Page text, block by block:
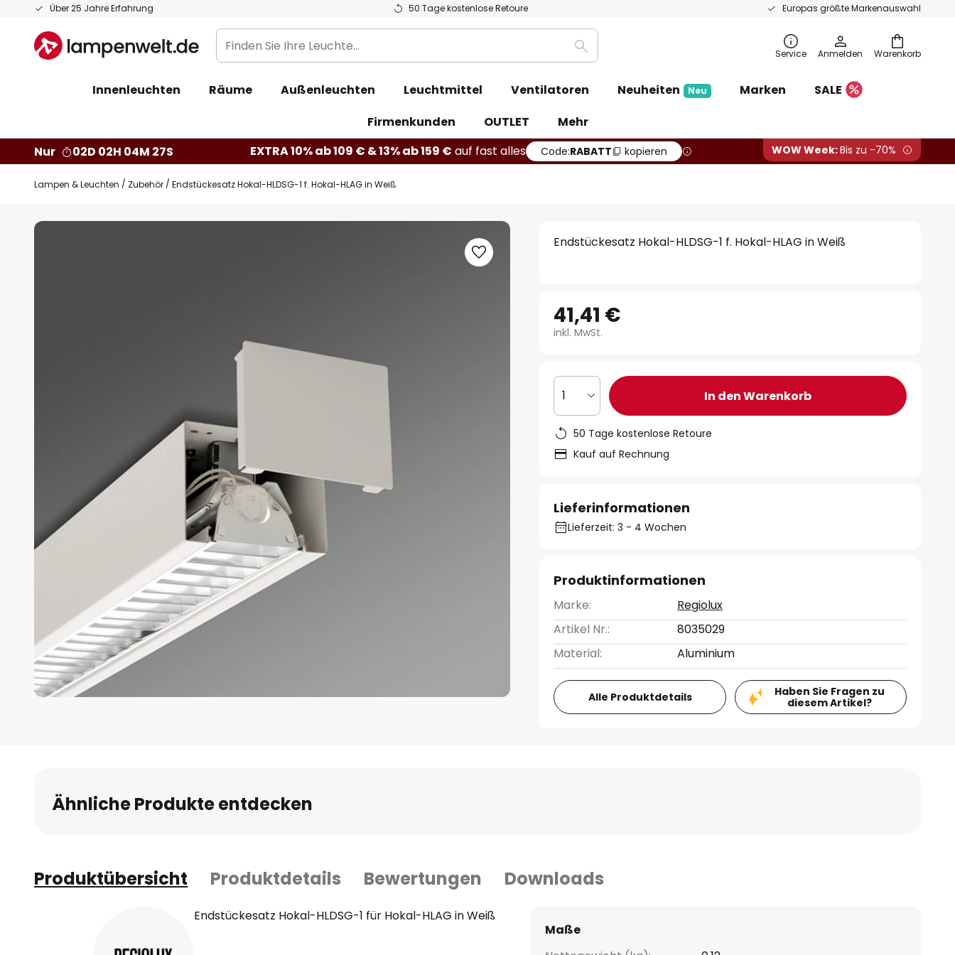
Über 25 Jahre Erfahrung 50 Tage kostenlose Retoure Europas größte Markenauswahl
Zum
springen
Warenkorb
Finden
Sie
Leuchte...
Suche Service Anmelden
Innenleuchten Räume Außenleuchten Leuchtmittel Ventilatoren Neuheiten Neu Marken
SALE
Firmenkunden
OUTLET
Mehr
Nur
02D 02H 04M 26S EXTRA 10% ab 109 € & 13% ab 159 € auf fast alles Code:RABATT kopieren WOW Week:Bis zu -70%
Lampen & Leuchten Zubehör Endstückesatz Hokal-HLDSG-1 f. Hokal-HLAG in Weiß
Zum
springen
Endstückesatz Hokal-HLDSG-1 f. Hokal-HLAG in Weiß
41,41 €
inkl. MwSt.
1 In den Warenkorb
50 Tage kostenlose Retoure
Kauf auf Rechnung
Lieferinformationen
Lieferzeit: 3 - 4 Wochen
Produktinformationen
Marke:
Regiolux
Artikel Nr.:
8035029
Material:
Aluminium
Alle Produktdetails
Haben Sie Fragen zu
diesem Artikel?
Ähnliche Produkte entdecken
Produktübersicht Produktdetails Bewertungen Downloads
Endstückesatz Hokal-HLDSG-1 für Hokal-HLAG in Weiß
Maße